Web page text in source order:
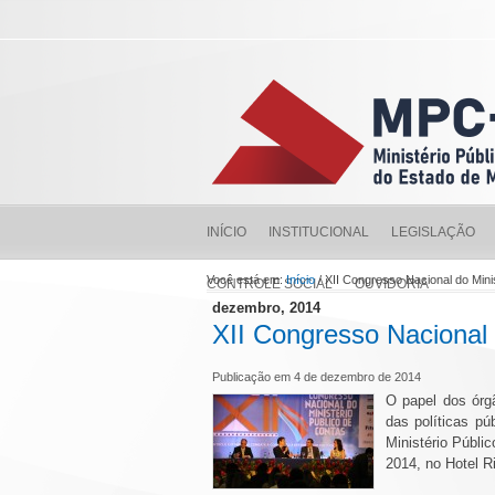
INÍCIO INSTITUCIONAL LEGISLAÇÃO
CONTROLE SOCIAL OUVIDORIA
Você está em:Início/ XII Congresso Nacional do
dezembro, 2014
XII Congresso
Publicação em 4 de dezembro de 2014
O papel dos
das políticas
Ministério
2014, no Hotel